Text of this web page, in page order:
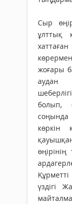
Сыр
ұлттық
жоғары
аудан
болып,
соңында
көркін
үздігі